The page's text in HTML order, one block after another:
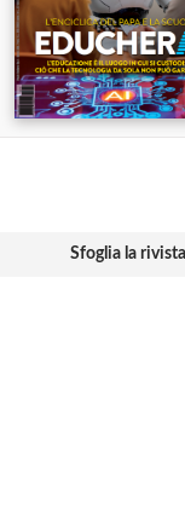
Sfoglia la rivista